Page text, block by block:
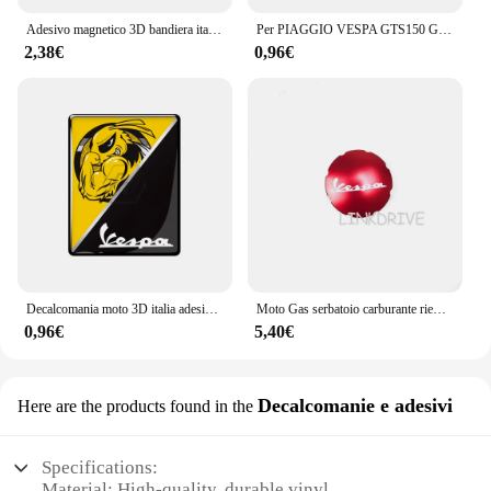
Adesivo magnetico 3D bandiera italiana distintivo emblema decalcomania per PIAGGIO Vespa GTS300 LX125 LX150 125 150 cioè Sprint Primavera 300 LX LXV
2,38€
Per PIAGGIO VESPA GTS150 GTS 250 GTS300 GTS GTV 150 125 250 300 300ie 3D Italia Adesivi Edizione Speciale
0,96€
Decalcomania moto 3D italia adesivi sostituisci Logo Sticker Case per PIAGGIO VESPA GTS GTV LX LXV 125 250 300 Ie Super
0,96€
Moto Gas serbatoio carburante riempimento tappo olio copertura accessori per Vespa Gts 300 GTV 250 Sprint Primavera 150 LX LXV S150
5,40€
Here are the products found in the Decalcomanie e adesivi
Specifications: